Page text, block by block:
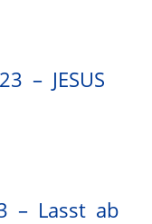
– JESUS
– Lasst ab